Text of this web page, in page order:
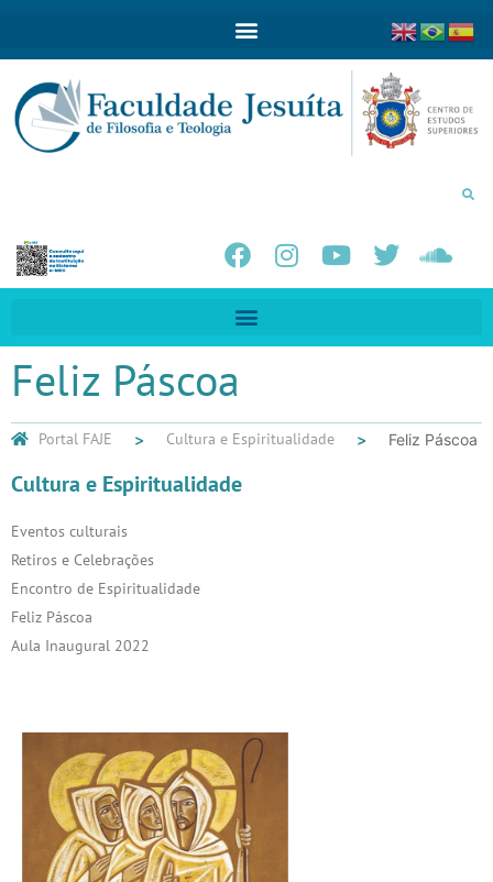
Feliz Páscoa
Portal FAJE Cultura e Espiritualidade Feliz Páscoa
Cultura e Espiritualidade
Eventos culturais
Retiros e Celebrações
Encontro de Espiritualidade
Feliz Páscoa
Aula Inaugural 2022